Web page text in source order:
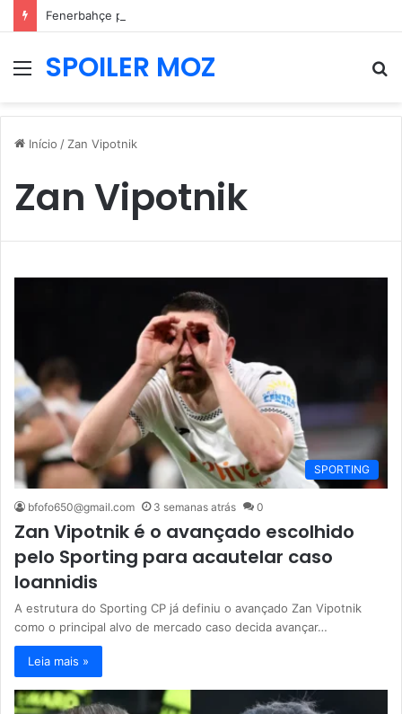
MenuSPOILER MOZ
Início / Zan Vipotnik
Zan Vipotnik
SPORTING
bfofo650@gmail.com 3 semanas atrás 0
Zan Vipotnik é o avançado escolhido
pelo Sporting para acautelar caso
Ioannidis
A estrutura do Sporting CP já definiu o avançado Zan Vipotnik
como o principal alvo de mercado caso decida avançar…
Leia mais »